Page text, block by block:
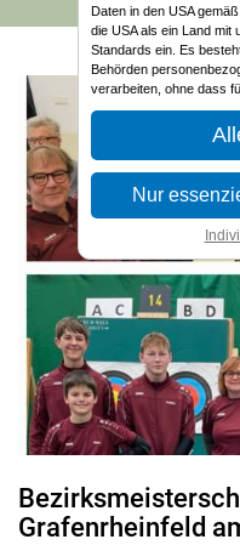
Grafenrheinfeld
Daten in den USA
die USA als ein Land
Standards ein. Es
Behörden
verarbeiten, ohne dass
Nur